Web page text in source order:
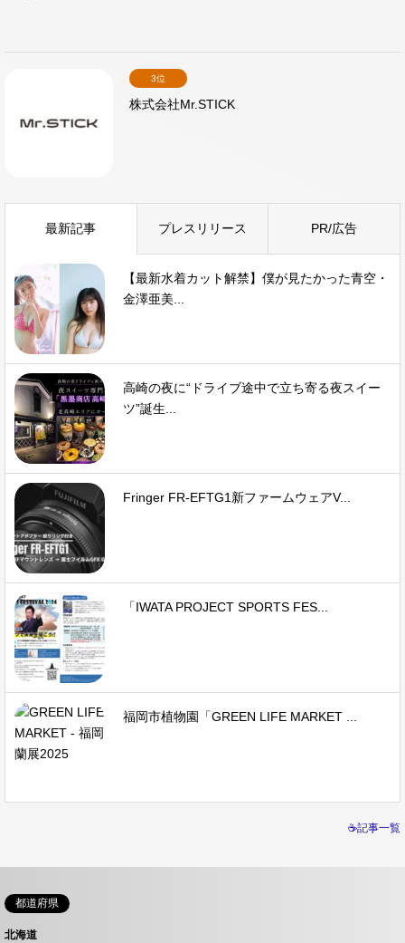
3位
株式会社Mr.STICK
最新記事 プレスリリース PR/広告
【最新水着カット解禁】僕が見たかった青空・
金澤亜美...
高崎の夜に“ドライブ途中で立ち寄る夜スイー
ツ”誕生...
Fringer FR-EFTG1新ファームウェアV...
「IWATA PROJECT SPORTS FES...
福岡市植物園「GREEN LIFE MARKET ...
☕記事一覧
都道府県
北海道